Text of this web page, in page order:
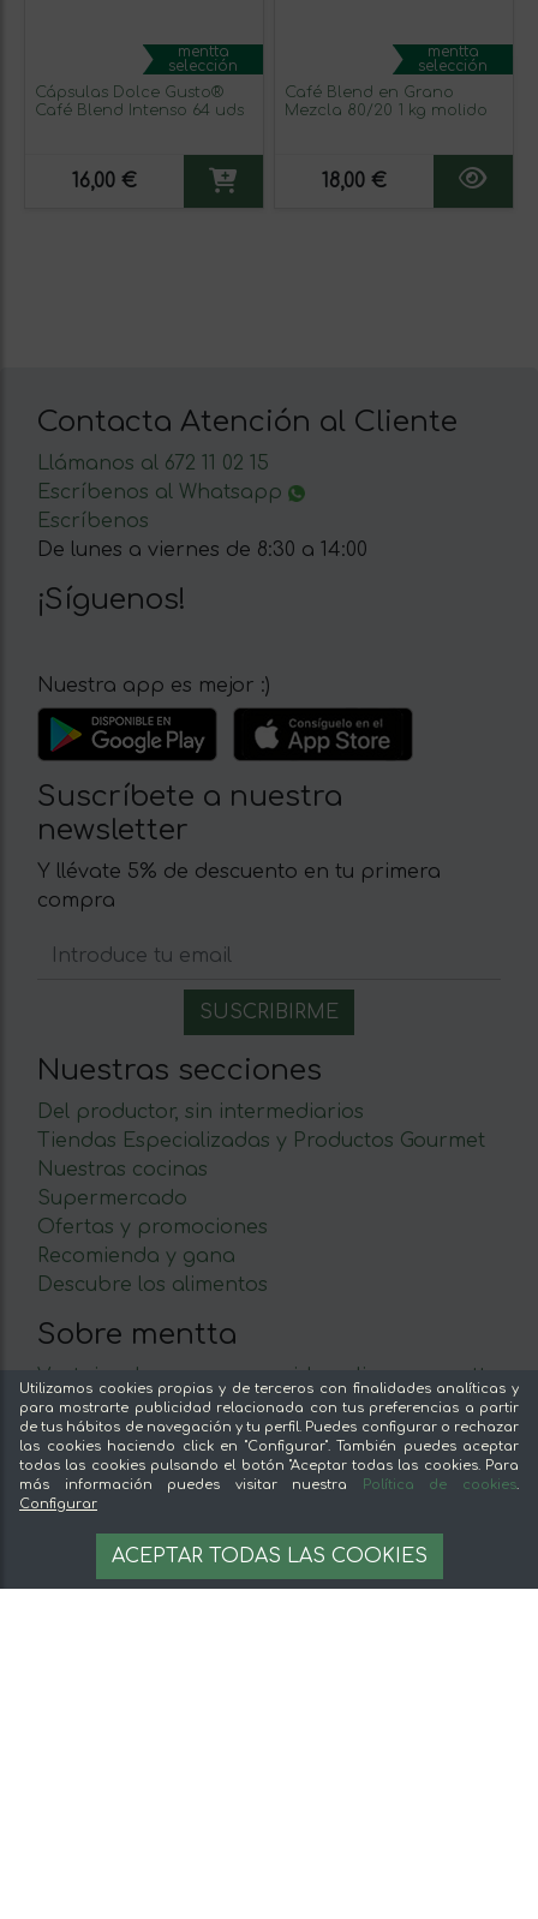
mentta
selección
Cápsulas Dolce Gusto®
Café Blend Intenso 64 uds
16,00 €
mentta
selección
Café Blend en Grano
Mezcla 80/20 1 kg molido
18,00 €
Contacta Atención al Cliente
Llámanos al 672 11 02 15
Escríbenos al Whatsapp
Escríbenos
De lunes a viernes de 8:30 a 14:00
¡Síguenos!
Nuestra app es mejor :)
Suscríbete a nuestra
newsletter
Y llévate 5% de descuento en tu primera
compra
Nuestras secciones
Del productor, sin intermediarios
Tiendas Especializadas y Productos Gourmet
Nuestras cocinas
Supermercado
Ofertas y promociones
Recomienda y gana
Descubre los alimentos
Sobre mentta
Ventajas de comprar comida online en mentta
Conoce mentta
Blog de mentta
Vende en mentta
Fidelización
Legal
Utilizamos cookies propias y de terceros con finalidades analíticas y
para mostrarte publicidad relacionada con tus preferencias a partir
de tus hábitos de navegación y tu perfil. Puedes configurar o rechazar
las cookies haciendo click en "Configurar". También puedes aceptar
todas las cookies pulsando el botón "Aceptar todas las cookies. Para
más información puedes visitar nuestra
Política de cookies.
Configurar
ACEPTAR TODAS LAS COOKIES